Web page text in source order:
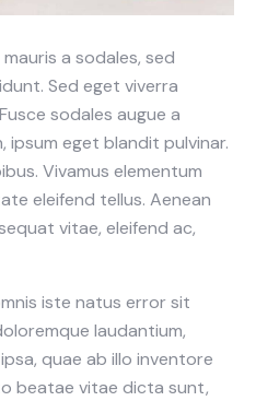
a sodales, sed
Sed eget viverra
sodales augue a
ipsum eget blandit pulvinar.
Vivamus elementum
eleifend tellus. Aenean
vitae, eleifend ac,
iste natus error sit
laudantium,
quae ab illo inventore
beatae vitae dicta sunt,